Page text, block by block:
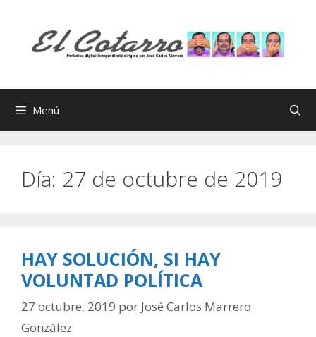
contenido
Menú
Día: 27 de octubre de 2019
HAY SOLUCIÓN, SI HAY
VOLUNTAD POLÍTICA
27 octubre, 2019 por José Carlos Marrero
González